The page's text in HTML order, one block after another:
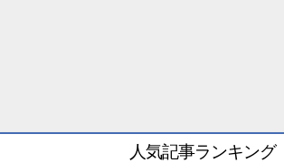
人気記事ランキング